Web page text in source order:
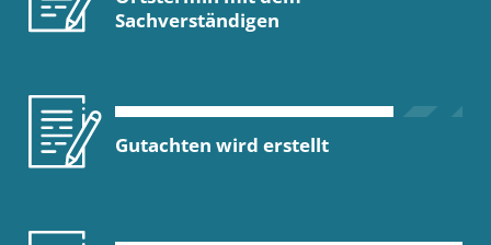
Sachverständigen
Gutachten wird erstellt